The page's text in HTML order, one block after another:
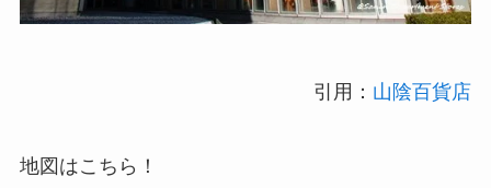
引用： 山陰百貨店
地図はこちら！